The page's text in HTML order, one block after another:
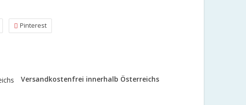
Pinterest
Versandkostenfrei innerhalb Österreichs